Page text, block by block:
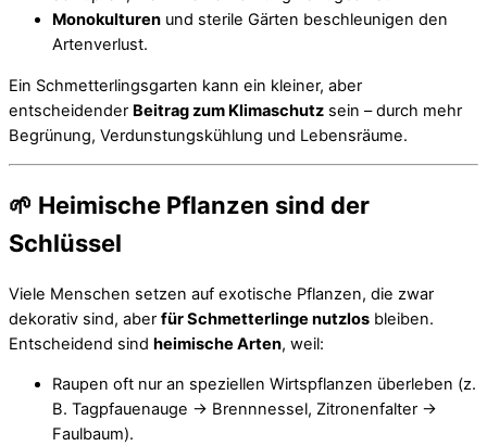
Monokulturen und sterile Gärten beschleunigen den
Artenverlust.
Ein Schmetterlingsgarten kann ein kleiner, aber
entscheidender Beitrag zum Klimaschutz sein – durch mehr
Begrünung, Verdunstungskühlung und Lebensräume.
🌱 Heimische Pflanzen sind der
Schlüssel
Viele Menschen setzen auf exotische Pflanzen, die zwar
dekorativ sind, aber für Schmetterlinge nutzlos bleiben.
Entscheidend sind heimische Arten, weil:
Raupen oft nur an speziellen Wirtspflanzen überleben (z.
B. Tagpfauenauge → Brennnessel, Zitronenfalter →
Faulbaum).